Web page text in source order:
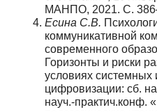
МАНПО, 2021. С.
Есина С.В.
коммуникативной
современного
Горизонты и риски
условиях систем­ных
цифровизации: сб.
науч.-практич.конф.